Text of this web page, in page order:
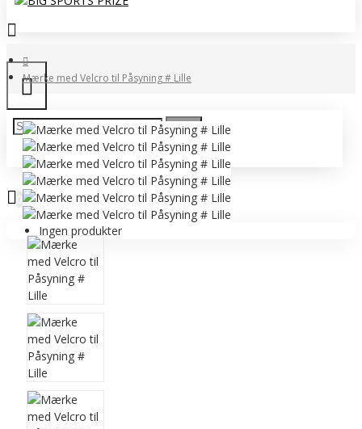
0 vare(r) - 0,00 DKK
Ingen produkter
Mærke med Velcro til Påsyning # Lille